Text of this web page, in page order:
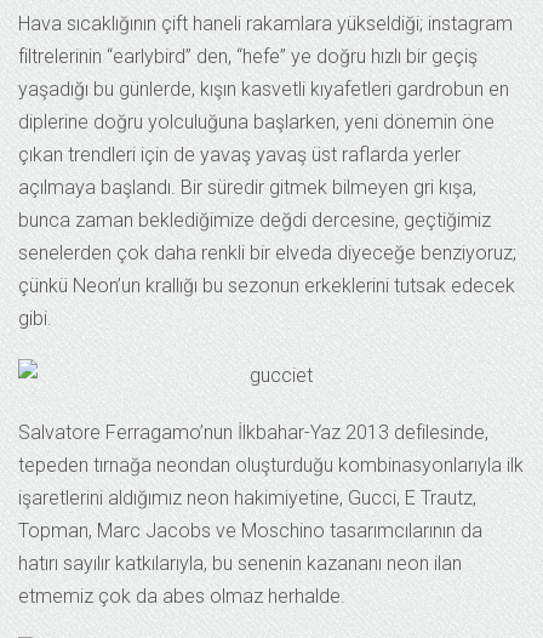
Hava sıcaklığının çift haneli rakamlara yükseldiği; instagram
filtrelerinin “earlybird” den, “hefe” ye doğru hızlı bir geçiş
yaşadığı bu günlerde, kışın kasvetli kıyafetleri gardrobun en
diplerine doğru yolculuğuna başlarken, yeni dönemin öne
çıkan trendleri için de yavaş yavaş üst raflarda yerler
açılmaya başlandı. Bir süredir gitmek bilmeyen gri kışa,
bunca zaman beklediğimize değdi dercesine, geçtiğimiz
senelerden çok daha renkli bir elveda diyeceğe benziyoruz;
çünkü Neon’un krallığı bu sezonun erkeklerini tutsak edecek
gibi.
Salvatore Ferragamo’nun İlkbahar-Yaz 2013 defilesinde,
tepeden tırnağa neondan oluşturduğu kombinasyonlarıyla ilk
işaretlerini aldığımız neon hakimiyetine, Gucci, E Trautz,
Topman, Marc Jacobs ve Moschino tasarımcılarının da
hatırı sayılır katkılarıyla, bu senenin kazananı neon ilan
etmemiz çok da abes olmaz herhalde.